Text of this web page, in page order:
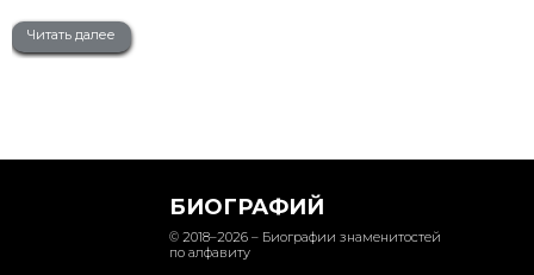
Читать далее
БИОГРАФИЙ
© 2018–2026 – Биографии знаменитостей
по алфавиту